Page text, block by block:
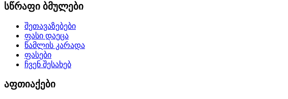
სწრაფი ბმულები
შეთავაზებები
ფასი დაეცა
წამლის კარადა
ფასები
ჩვენ შესახებ
აფთიაქები